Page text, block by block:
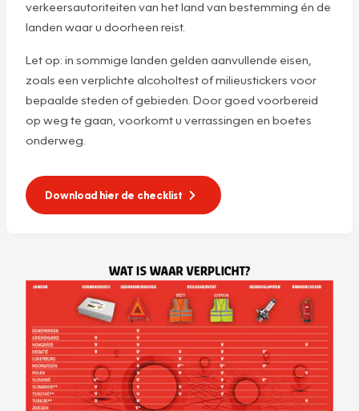
verkeersautoriteiten van het land van bestemming én de
landen waar u doorheen reist.
Let op: in sommige landen gelden aanvullende eisen,
zoals een verplichte alcoholtest of milieustickers voor
bepaalde steden of gebieden. Door goed voorbereid
op weg te gaan, voorkomt u verrassingen en boetes
onderweg.
Download hier de checklist